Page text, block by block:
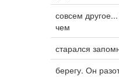
совсем
чем
старался
берегу. Он